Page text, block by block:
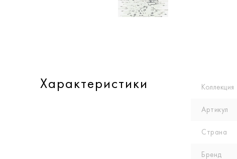
Характеристики Коллекция
Артикул
Страна
Бренд